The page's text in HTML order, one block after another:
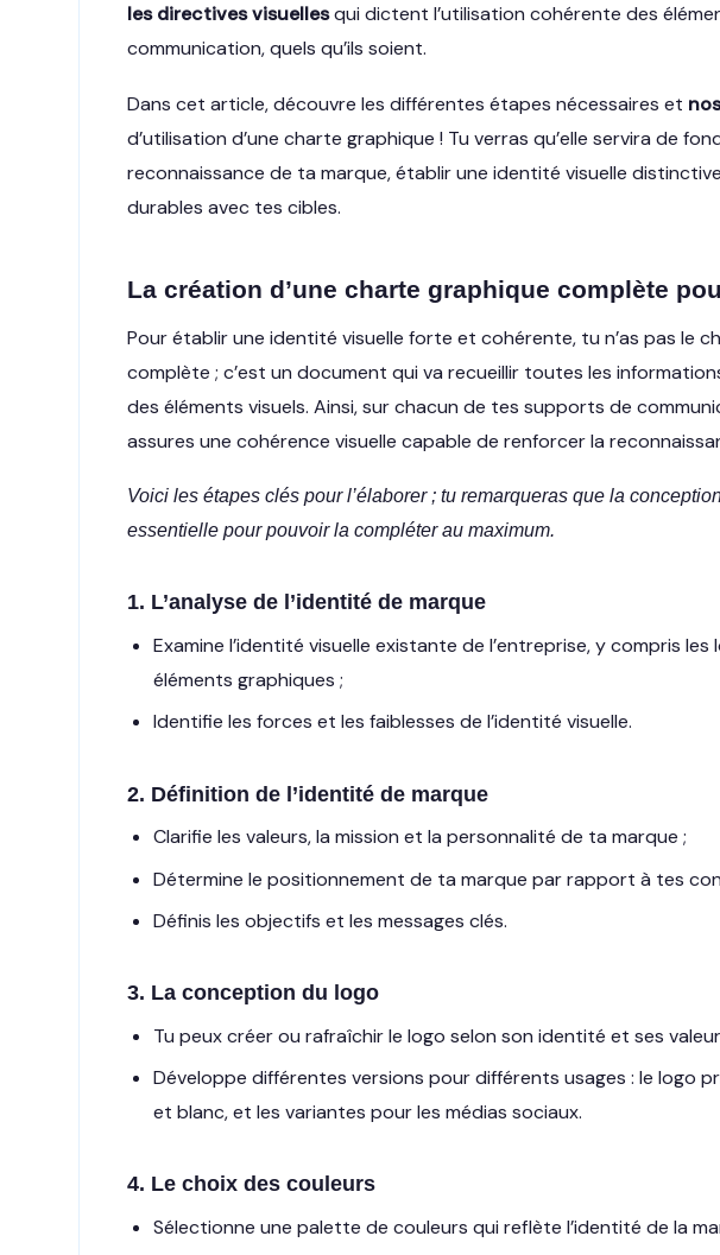
les directives visuellesqui dictent l’utilisation cohérente des
communication, quels qu’ils soient.
Dans cet article, découvre les différentes étapes nécessaires et
d’utilisation d’une charte graphique ! Tu verras qu’elle servira de
reconnaissance de ta marque, établir une identité visuelle
durables avec tes cibles.
La création d’une charte graphique complète
Pour établir une identité visuelle forte et cohérente, tu n’as pas le
complète ; c’est un document qui va recueillir toutes les
des éléments visuels. Ainsi, sur chacun de tes supports de
assures une cohérence visuelle capable de renforcer la
Voici les étapes clés pour l’élaborer ; tu remarqueras que la
essentielle pour pouvoir la compléter au maximum.
1. L’analyse de l’identité de marque
Examine l’identité visuelle existante de l’entreprise, y compris
éléments graphiques ;
Identifie les forces et les faiblesses de l’identité visuelle.
2. Définition de l’identité de marque
Clarifie les valeurs, la mission et la personnalité de ta marque ;
Détermine le positionnement de ta marque par rapport à tes
Définis les objectifs et les messages clés.
3. La conception du logo
Tu peux créer ou rafraîchir le logo selon son identité et ses
Développe différentes versions pour différents usages : le logo
et blanc, et les variantes pour les médias sociaux.
4. Le choix des couleurs
Sélectionne une palette de couleurs qui reflète l’identité de la